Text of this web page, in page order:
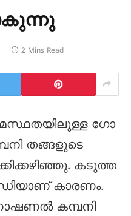
2 Mins Read
ഗോ
തങ്ങളുടെ
കടുത്ത
കാരണം.
കമ്പനി